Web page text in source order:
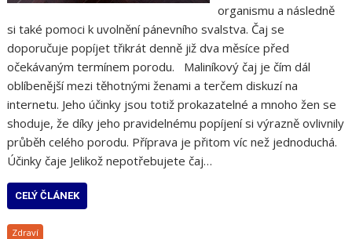
organismu a následně
si také pomoci k uvolnění pánevního svalstva. Čaj se
doporučuje popíjet třikrát denně již dva měsíce před
očekávaným termínem porodu. Maliníkový čaj je čím dál
oblíbenější mezi těhotnými ženami a terčem diskuzí na
internetu. Jeho účinky jsou totiž prokazatelné a mnoho žen se
shoduje, že díky jeho pravidelnému popíjení si výrazně ovlivnily
průběh celého porodu. Příprava je přitom víc než jednoduchá.
Účinky čaje Jelikož nepotřebujete čaj…
CELÝ ČLÁNEK
Zdraví